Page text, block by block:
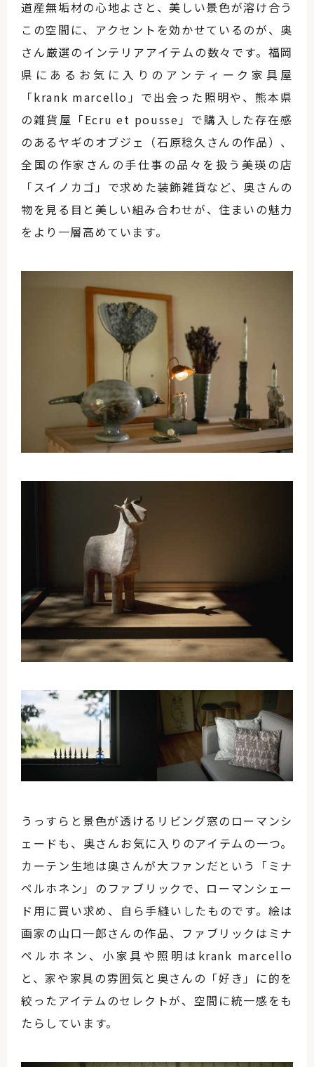
道産無垢材の心地よさと、美しい景色が溶け合う
この空間に、アクセントを効かせているのが、奥
さん厳選のインテリアアイテムの数々です。福岡
県にあるお気に入りのアンティーク家具屋
「krank marcello」で出会った照明や、熊本県
の雑貨屋「Ecru et pousse」で購入した存在感
のあるヤギのオブジェ（石原稔久さんの作品）、
全国の作家さんの手仕事の品々を扱う美瑛の店
「スイノカゴ」で求めた装飾雑貨など、奥さんの
物を見る目と美しい組み合わせが、住まいの魅力
をより一層高めています。
うっすらと景色が透けるリビング窓のローマンシ
ェードも、奥さんお気に入りのアイテムの一つ。
カーテン生地は奥さんが大ファンだという「ミナ
ペルホネン」のファブリックで、ローマンシェー
ド用に買い求め、自ら手縫いしたものです。絵は
画家の山口一郎さんの作品、ファブリックはミナ
ペルホネン、小家具や照明はkrank marcello
と、家や家具の雰囲気と奥さんの「好き」に的を
絞ったアイテムのセレクトが、空間に統一感をも
たらしています。